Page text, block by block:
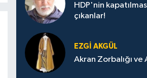
HDP'nin
çıkanlar!
EZGI AKGÜL
Akran Zorbalığı ve